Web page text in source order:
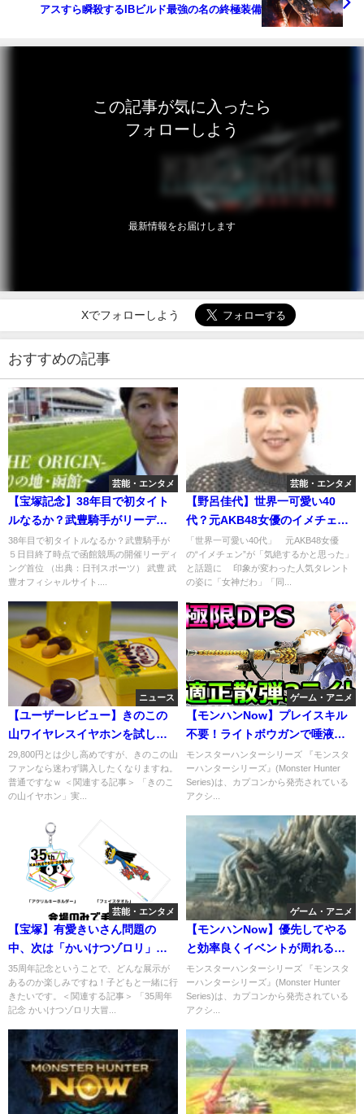
アスすら瞬殺するIBビルド最強の名の終極装備
この記事が気に入ったら
フォローしよう
最新情報をお届けします
Xでフォローしよう
おすすめの記事
芸能・エンタメ
【宝塚記念】38年目で初タイト
ルなるか？武豊騎手がリーディ
ング首位
38年目で初タイトルなるか？武豊騎手が
５日目終了時点で函館競馬の開催リーディ
ング首位 （出典：日刊スポーツ） 武豊 武
豊オフィシャルサイト....
芸能・エンタメ
【野呂佳代】世界一可愛い40
代？元AKB48女優のイメチェン
が気絶するかと思ったと話題に
「世界一可愛い40代」 元AKB48女優
の“イメチェン”が「気絶するかと思った」
と話題に 印象が変わった人気タレント
の姿に「女神だわ」「同...
ニュース
【ユーザーレビュー】きのこの
山ワイヤレスイヤホンを試して
みた感想をまとめました。
29,800円とは少し高めですが、きのこの山
ファンなら迷わず購入したくなりますね。
普通ですなｗ ＜関連する記事＞ 「きのこ
の山イヤホン」実...
ゲーム・アニメ
【モンハンNow】プレイスキル
不要！ライトボウガンで唾液を
効率良く集めよう！
モンスターハンターシリーズ 『モンスタ
ーハンターシリーズ』(Monster Hunter
Series)は、カプコンから発売されている
アクシ...
芸能・エンタメ
【宝塚】有愛きいさん問題の
中、次は「かいけつゾロリ」を
やるらしいぞｗ一緒に楽しむっ
て。宙組さん大丈夫？
35周年記念ということで、どんな展示が
あるのか楽しみですね！子どもと一緒に行
きたいです。＜関連する記事＞ 「35周年
記念 かいけつゾロリ大冒...
ゲーム・アニメ
【モンハンNow】優先してやる
と効率良くイベントが周れる事
＆やっておきたい事5選
モンスターハンターシリーズ 『モンスタ
ーハンターシリーズ』(Monster Hunter
Series)は、カプコンから発売されている
アクシ...